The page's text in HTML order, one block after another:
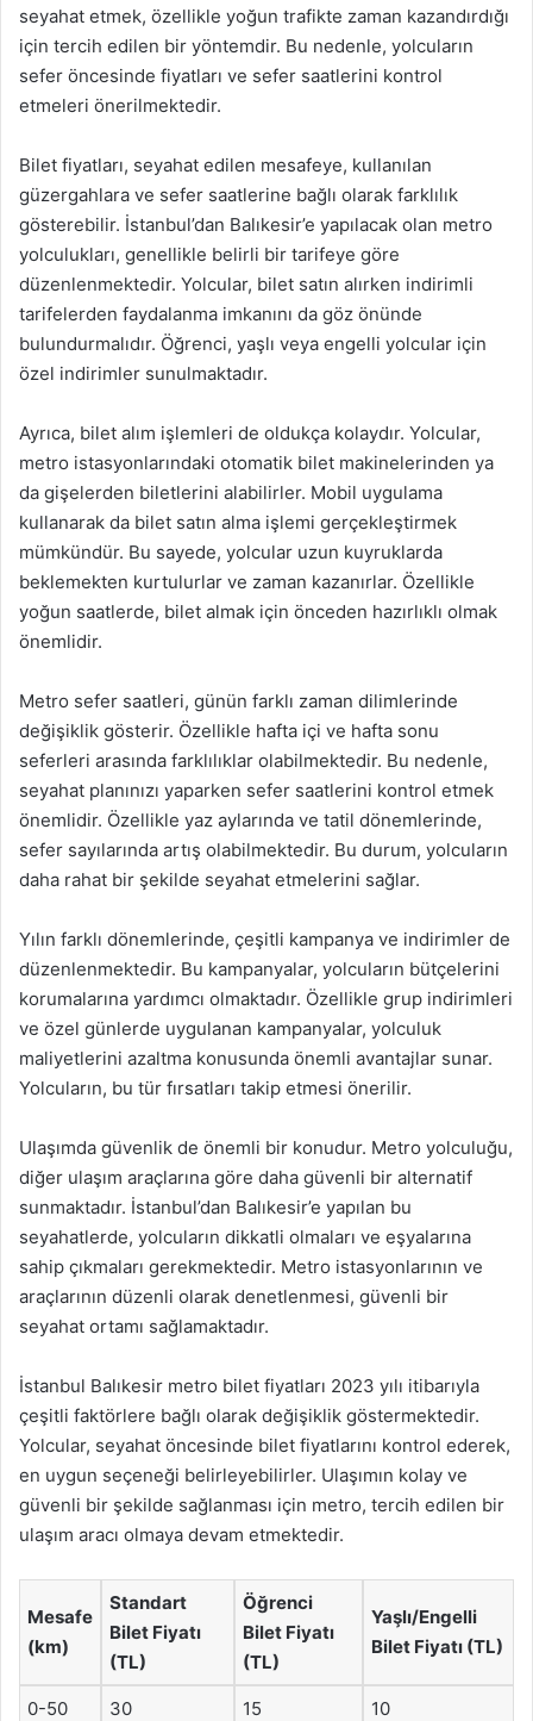
seyahat etmek, özellikle yoğun trafikte zaman kazandırdığı
için tercih edilen bir yöntemdir. Bu nedenle, yolcuların
sefer öncesinde fiyatları ve sefer saatlerini kontrol
etmeleri önerilmektedir.
Bilet fiyatları, seyahat edilen mesafeye, kullanılan
güzergahlara ve sefer saatlerine bağlı olarak farklılık
gösterebilir. İstanbul’dan Balıkesir’e yapılacak olan metro
yolculukları, genellikle belirli bir tarifeye göre
düzenlenmektedir. Yolcular, bilet satın alırken indirimli
tarifelerden faydalanma imkanını da göz önünde
bulundurmalıdır. Öğrenci, yaşlı veya engelli yolcular için
özel indirimler sunulmaktadır.
Ayrıca, bilet alım işlemleri de oldukça kolaydır. Yolcular,
metro istasyonlarındaki otomatik bilet makinelerinden ya
da gişelerden biletlerini alabilirler. Mobil uygulama
kullanarak da bilet satın alma işlemi gerçekleştirmek
mümkündür. Bu sayede, yolcular uzun kuyruklarda
beklemekten kurtulurlar ve zaman kazanırlar. Özellikle
yoğun saatlerde, bilet almak için önceden hazırlıklı olmak
önemlidir.
Metro sefer saatleri, günün farklı zaman dilimlerinde
değişiklik gösterir. Özellikle hafta içi ve hafta sonu
seferleri arasında farklılıklar olabilmektedir. Bu nedenle,
seyahat planınızı yaparken sefer saatlerini kontrol etmek
önemlidir. Özellikle yaz aylarında ve tatil dönemlerinde,
sefer sayılarında artış olabilmektedir. Bu durum, yolcuların
daha rahat bir şekilde seyahat etmelerini sağlar.
Yılın farklı dönemlerinde, çeşitli kampanya ve indirimler de
düzenlenmektedir. Bu kampanyalar, yolcuların bütçelerini
korumalarına yardımcı olmaktadır. Özellikle grup indirimleri
ve özel günlerde uygulanan kampanyalar, yolculuk
maliyetlerini azaltma konusunda önemli avantajlar sunar.
Yolcuların, bu tür fırsatları takip etmesi önerilir.
Ulaşımda güvenlik de önemli bir konudur. Metro yolculuğu,
diğer ulaşım araçlarına göre daha güvenli bir alternatif
sunmaktadır. İstanbul’dan Balıkesir’e yapılan bu
seyahatlerde, yolcuların dikkatli olmaları ve eşyalarına
sahip çıkmaları gerekmektedir. Metro istasyonlarının ve
araçlarının düzenli olarak denetlenmesi, güvenli bir
seyahat ortamı sağlamaktadır.
İstanbul Balıkesir metro bilet fiyatları 2023 yılı itibarıyla
çeşitli faktörlere bağlı olarak değişiklik göstermektedir.
Yolcular, seyahat öncesinde bilet fiyatlarını kontrol ederek,
en uygun seçeneği belirleyebilirler. Ulaşımın kolay ve
güvenli bir şekilde sağlanması için metro, tercih edilen bir
ulaşım aracı olmaya devam etmektedir.
Mesafe
(km)
Standart
Bilet Fiyatı
(TL)
Öğrenci
Bilet Fiyatı
(TL)
Yaşlı/Engelli
Bilet Fiyatı (TL)
0-50 30 15 10